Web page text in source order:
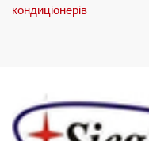
кондиціонерів